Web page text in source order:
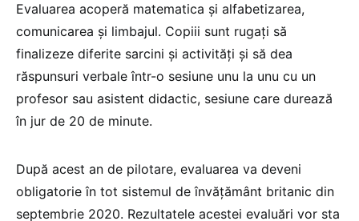
Evaluarea acoperă matematica și alfabetizarea,
comunicarea și limbajul. Copiii sunt rugați să
finalizeze diferite sarcini și activități și să dea
răspunsuri verbale într-o sesiune unu la unu cu un
profesor sau asistent didactic, sesiune care durează
în jur de 20 de minute.
După acest an de pilotare, evaluarea va deveni
obligatorie în tot sistemul de învățământ britanic din
septembrie 2020. Rezultatele acestei evaluări vor sta